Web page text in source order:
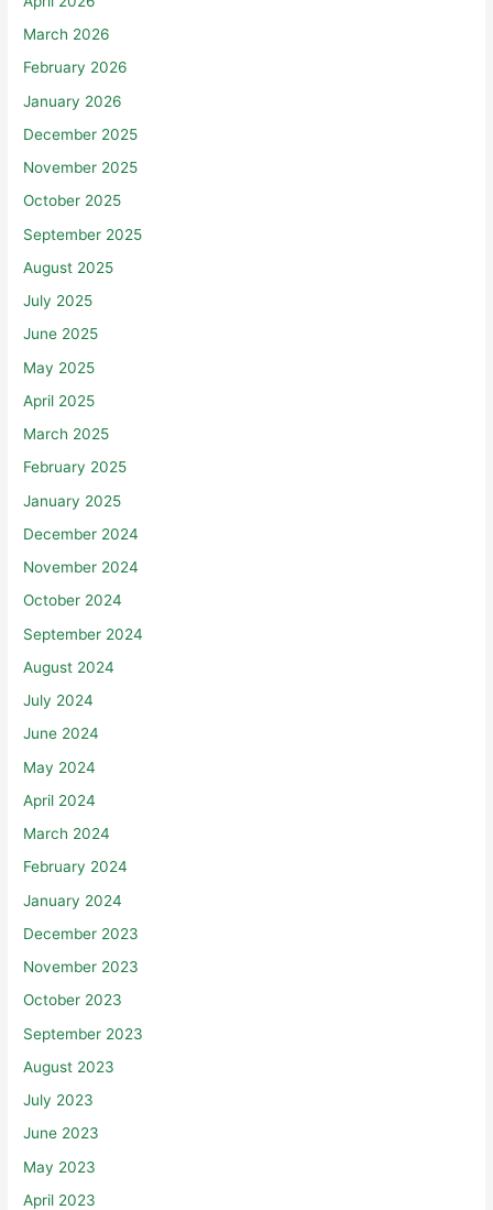
March 2026
February 2026
January 2026
December 2025
November 2025
October 2025
September 2025
August 2025
July 2025
June 2025
May 2025
April 2025
March 2025
February 2025
January 2025
December 2024
November 2024
October 2024
September 2024
August 2024
July 2024
June 2024
May 2024
April 2024
March 2024
February 2024
January 2024
December 2023
November 2023
October 2023
September 2023
August 2023
July 2023
June 2023
May 2023
April 2023